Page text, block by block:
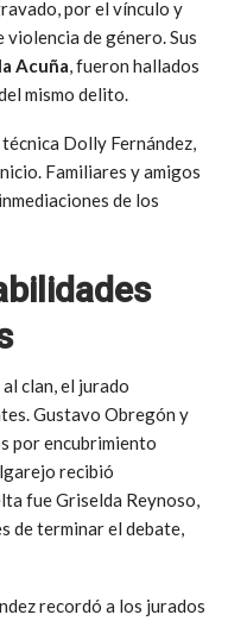
por el vínculo y
de género. Sus
Acuña, fueron hallados
mismo delito.
Dolly Fernández,
Familiares y amigos
de los
clan, el jurado
Gustavo Obregón y
por encubrimiento
recibió
fue Griselda Reynoso,
de terminar el debate,
recordó a los jurados